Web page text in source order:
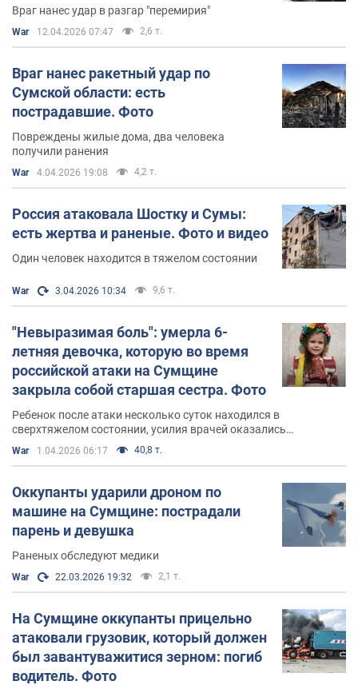
Враг нанес удар в разгар "перемирия"
War 12.04.2026 07:47 2,6 т.
Враг нанес ракетный удар по
Сумской области: есть
пострадавшие. Фото
Повреждены жилые дома, два человека
получили ранения
War 4.04.2026 19:08 4,2 т.
Россия атаковала Шостку и Сумы:
есть жертва и раненые. Фото и видео
Один человек находится в тяжелом состоянии
War 3.04.2026 10:34 9,6 т.
"Невыразимая боль": умерла 6-
летняя девочка, которую во время
российской атаки на Сумщине
закрыла собой старшая сестра. Фото
Ребенок после атаки несколько суток находился в
сверхтяжелом состоянии, усилия врачей оказались
War 1.04.2026 06:17 40,8 т.
Оккупанты ударили дроном по
машине на Сумщине: пострадали
парень и девушка
Раненых обследуют медики
War 22.03.2026 19:32 2,1 т.
На Сумщине оккупанты прицельно
атаковали грузовик, который должен
был завантуважитися зерном: погиб
водитель. Фото